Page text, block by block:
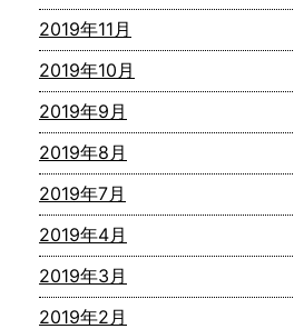
2019年11月
2019年10月
2019年9月
2019年8月
2019年7月
2019年4月
2019年3月
2019年2月